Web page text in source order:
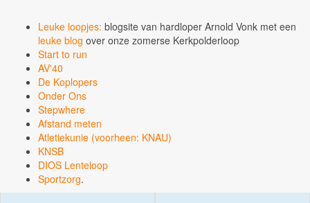
Leuke loopjes: blogsite van hardloper Arnold Vonk met een
leuke blog over onze zomerse Kerkpolderloop
Start to run
AV'40
De Koplopers
Onder Ons
Stepwhere
Afstand meten
Atletiekunie (voorheen: KNAU)
KNSB
DIOS Lenteloop
Sportzorg.